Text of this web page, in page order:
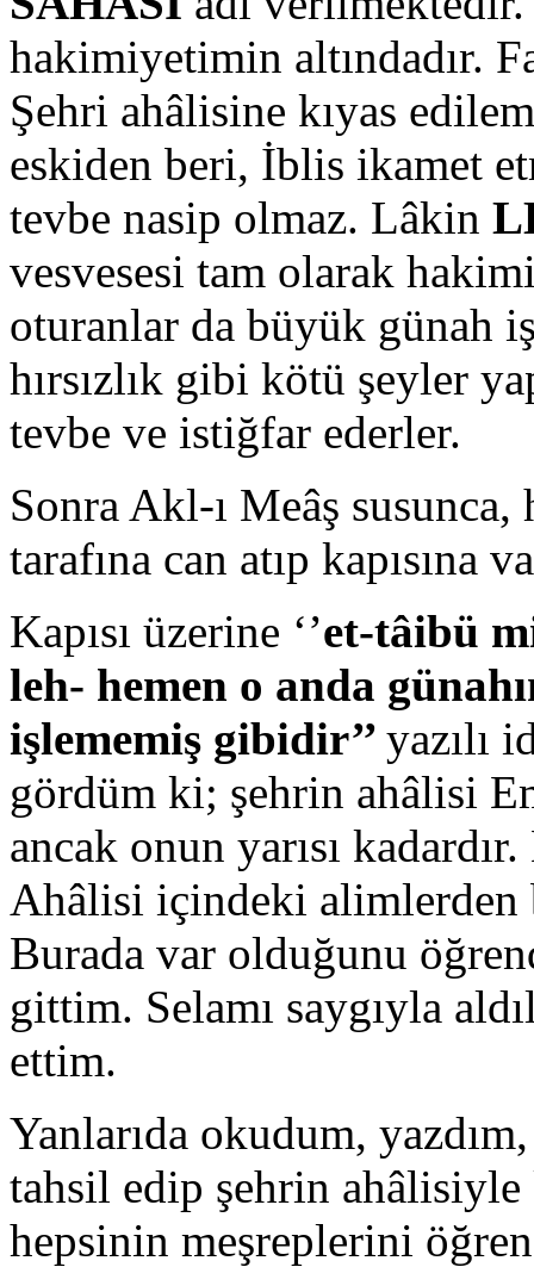
hakimiyetimin altındadır.
Şehri ahâlisine kıyas
eskiden beri, İblis ikamet
tevbe nasip olmaz. Lâkin
vesvesesi tam olarak
oturanlar da büyük günah
hırsızlık gibi kötü şeyler
tevbe ve istiğfar ederler.
Sonra Akl-ı Meâş
tarafına can atıp kapısına
Kapısı üzerine ‘’et-tâibü
leh- hemen o anda
işlememiş gibidir’’ yazılı
gördüm ki; şehrin ahâlisi
ancak onun yarısı
Ahâlisi içindeki alimlerden
Burada var olduğunu
gittim. Selamı saygıyla
ettim.
Yanlarıda okudum,
tahsil edip şehrin ahâlisiyle
hepsinin meşreplerini